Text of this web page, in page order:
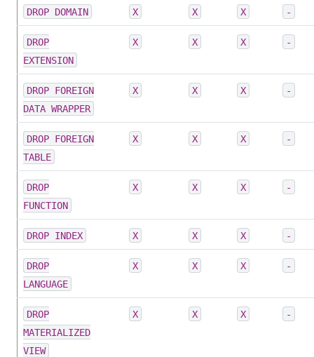
DROP DOMAIN X X X -
DROP
EXTENSION
X X X -
DROP FOREIGN
DATA WRAPPER
X X X -
DROP FOREIGN
TABLE
X X X -
DROP
FUNCTION
X X X -
DROP INDEX X X X -
DROP
LANGUAGE
X X X -
DROP
MATERIALIZED
VIEW
X X X -